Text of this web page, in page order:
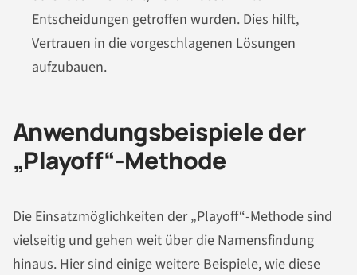
Entscheidungen getroffen wurden. Dies hilft,
Vertrauen in die vorgeschlagenen Lösungen
aufzubauen.
Anwendungsbeispiele der
„Playoff“-Methode
Die Einsatzmöglichkeiten der „Playoff“-Methode sind
vielseitig und gehen weit über die Namensfindung
hinaus. Hier sind einige weitere Beispiele, wie diese